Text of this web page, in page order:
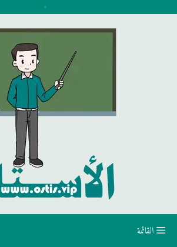
القائمة